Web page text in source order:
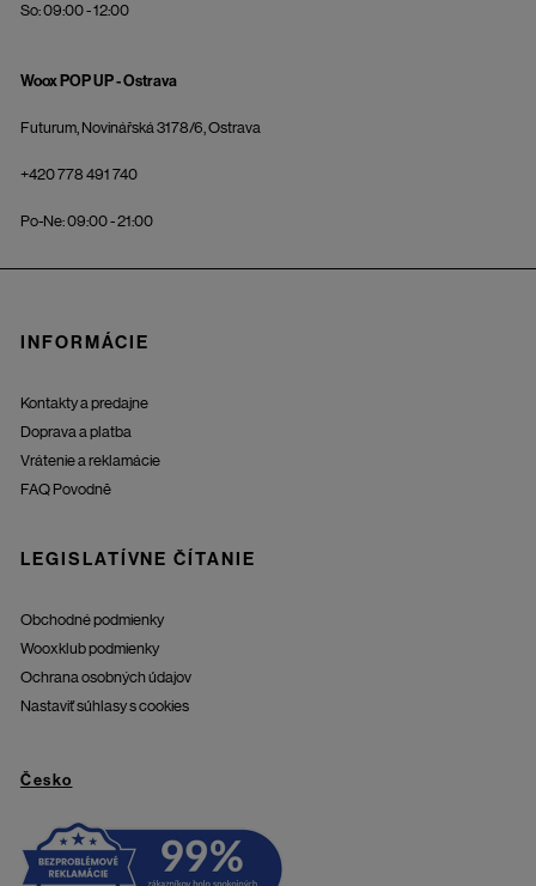
So: 09:00 - 12:00
Woox POP UP - Ostrava
Futurum, Novinářská 3178/6, Ostrava
+420 778 491 740
Po-Ne: 09:00 - 21:00
INFORMÁCIE
Kontakty a predajne
Doprava a platba
Vrátenie a reklamácie
FAQ Povodně
LEGISLATÍVNE ČÍTANIE
Obchodné podmienky
Wooxklub podmienky
Ochrana osobných údajov
Nastaviť súhlasy s cookies
Česko